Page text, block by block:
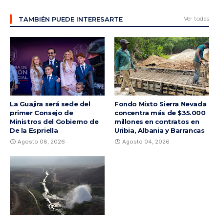
TAMBIÉN PUEDE INTERESARTE Ver todas
La Guajira será sede del
primer Consejo de
Ministros del Gobierno de
De la Espriella
Agosto 08, 2026
Fondo Mixto Sierra Nevada
concentra más de $35.000
millones en contratos en
Uribia, Albania y Barrancas
Agosto 04, 2026